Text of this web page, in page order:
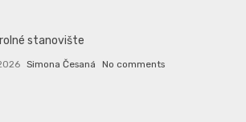
stanovište
Simona Česaná No comments